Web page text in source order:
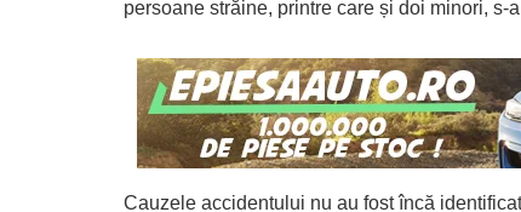
persoane străine, printre care și doi minori, s-
Cauzele accidentului nu au fost încă